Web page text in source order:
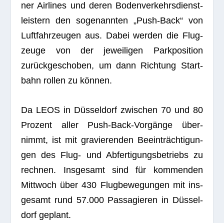
ner Air­lines und deren Boden­ver­kehrs­dienst­
leis­tern den soge­nann­ten „Push-Back“ von
Luft­fahr­zeu­gen aus. Dabei wer­den die Flug­
zeuge von der jewei­li­gen Park­po­si­tion
zurück­ge­scho­ben, um dann Rich­tung Start­
bahn rol­len zu können.
Da LEOS in Düs­sel­dorf zwi­schen 70 und 80
Pro­zent aller Push-Back-Vor­gänge über­
nimmt, ist mit gra­vie­ren­den Beein­träch­ti­gun­
gen des Flug- und Abfer­ti­gungs­be­triebs zu
rech­nen. Ins­ge­samt sind für kom­men­den
Mitt­woch über 430 Flug­be­we­gun­gen mit ins­
ge­samt rund 57.000 Pas­sa­gie­ren in Düs­sel­
dorf geplant.